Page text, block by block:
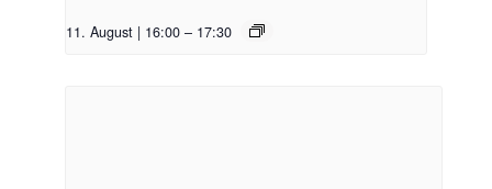
11. August | 16:00 – 17:30